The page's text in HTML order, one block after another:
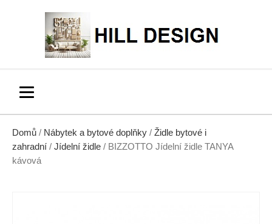
Domů / Nábytek a bytové doplňky / Židle bytové i
zahradní / Jídelní židle / BIZZOTTO Jídelní židle TANYA
kávová